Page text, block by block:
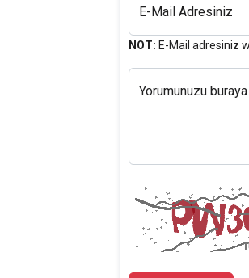
E-Mail Adresiniz
NOT: E-Mail adresiniz
Yorumunuzu buraya